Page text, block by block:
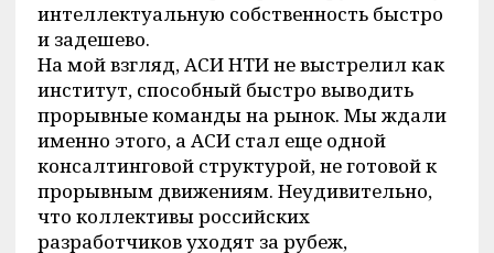
интеллектуальную собственность быстро
и задешево.
На мой взгляд, АСИ НТИ не выстрелил как
институт, способный быстро выводить
прорывные команды на рынок. Мы ждали
именно этого, а АСИ стал еще одной
консалтинговой структурой, не готовой к
прорывным движениям. Неудивительно,
что коллективы российских
разработчиков уходят за рубеж,